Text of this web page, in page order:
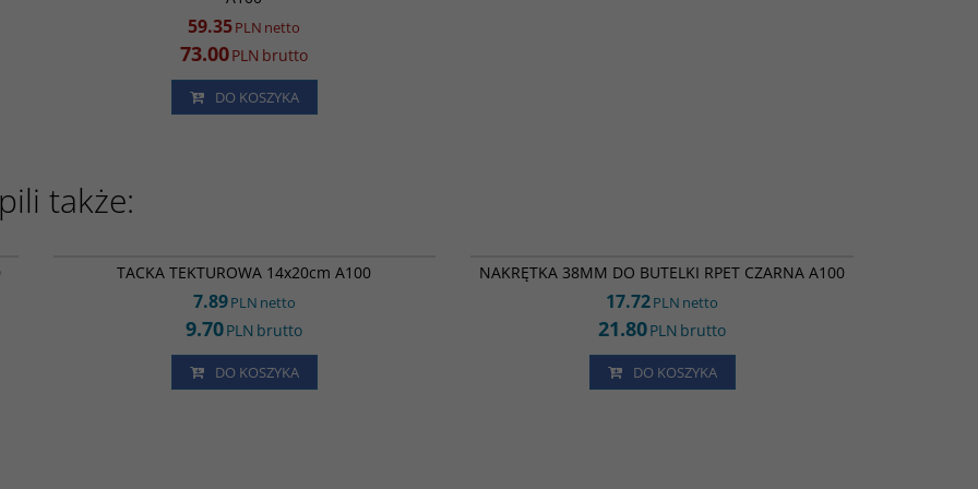
59.35PLN netto
73.00PLN brutto
DO KOSZYKA
także:
TACKA TEKTUROWA 14x20cm A100
7.89PLN netto
9.70PLN brutto
DO KOSZYKA
NAKRĘTKA 38MM DO BUTELKI RPET CZARNA A100
17.72PLN netto
21.80PLN brutto
DO KOSZYKA